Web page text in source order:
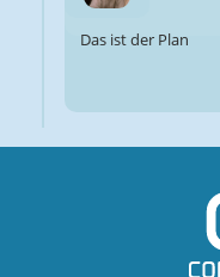
Das ist der Plan